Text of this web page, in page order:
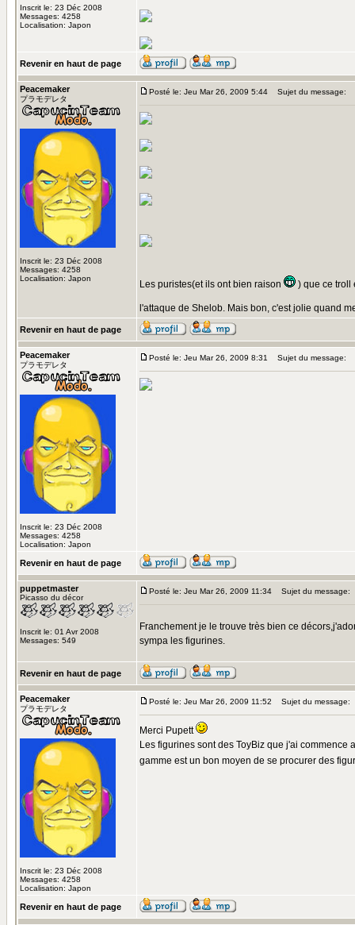
Inscrit le: 23 Déc 2008
Messages: 4258
Localisation: Japon
Revenir en haut de page
Peacemaker
プラモデレタ
Inscrit le: 23 Déc 2008
Messages: 4258
Localisation: Japon
Posté le: Jeu Mar 26, 2009 5:44 Sujet du message:
Les puristes(et ils ont bien raison ) que ce troll
l'attaque de Shelob. Mais bon, c'est jolie quand
Revenir en haut de page
Peacemaker
プラモデレタ
Inscrit le: 23 Déc 2008
Messages: 4258
Localisation: Japon
Posté le: Jeu Mar 26, 2009 8:31 Sujet du message:
Revenir en haut de page
puppetmaster
Picasso du décor
Inscrit le: 01 Avr 2008
Messages: 549
Posté le: Jeu Mar 26, 2009 11:34 Sujet du message:
Franchement je le trouve très bien ce
sympa les figurines.
Revenir en haut de page
Peacemaker
プラモデレタ
Inscrit le: 23 Déc 2008
Messages: 4258
Localisation: Japon
Posté le: Jeu Mar 26, 2009 11:52 Sujet du message:
Merci Pupett
Les figurines sont des ToyBiz que j'ai
gamme est un bon moyen de se procurer des
Revenir en haut de page